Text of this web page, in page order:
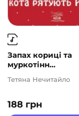
Запах кориці та
муркотінн...
188 грн
Тетяна Нечитайло